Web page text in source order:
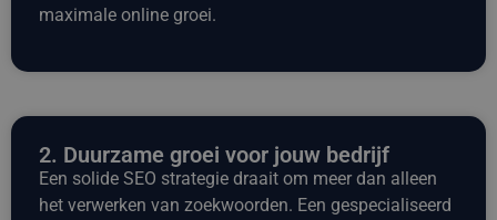
maximale online groei.
2. Duurzame groei voor jouw bedrijf
Een solide SEO strategie draait om meer dan alleen
het verwerken van zoekwoorden. Een gespecialiseerd